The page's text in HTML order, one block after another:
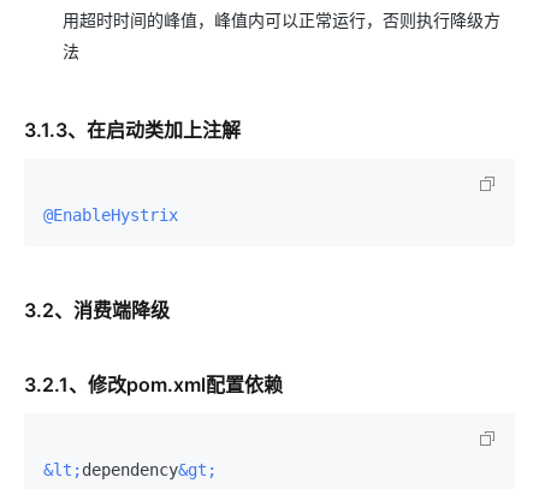
用超时时间的峰值，峰值内可以正常运行，否则执行降级方
法
3.1.3、在启动类加上注解
@EnableHystrix
3.2、消费端降级
3.2.1、修改pom.xml配置依赖
&lt;dependency&gt;